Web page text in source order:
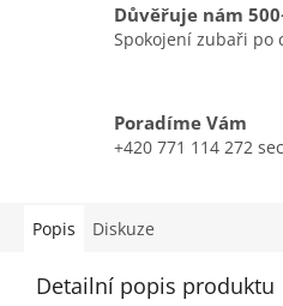
Důvěřuje nám
Spokojení zubaři po
Poradíme Vám
+420 771 114 272
Popis Diskuze
Detailní popis produktu